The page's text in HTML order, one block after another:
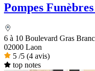
Pompes
6 à 10 Boulevard Gras
02000 Laon
5 /5 (4 avis)
top notes